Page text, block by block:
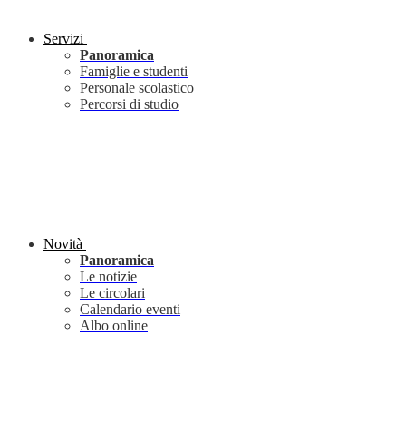
Servizi
Panoramica
Famiglie e studenti
Personale scolastico
Percorsi di studio
Novità
Panoramica
Le notizie
Le circolari
Calendario eventi
Albo online